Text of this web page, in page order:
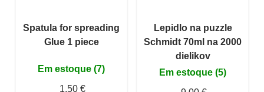
Spatula for spreading
Glue 1 piece
Em estoque (7)
1,50 €
Lepidlo na puzzle
Schmidt 70ml na 2000
dielikov
Em estoque (5)